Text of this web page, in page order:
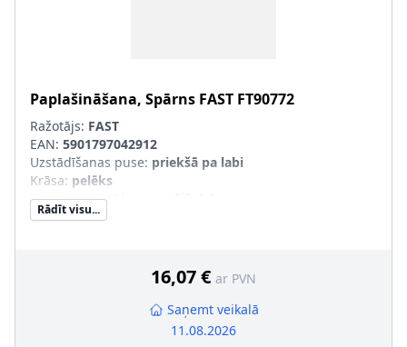
Paplašināšana, Spārns FAST FT90772
Ražotājs: FAST
EAN: 5901797042912
Uzstādīšanas puse: priekšā pa labi
Krāsa: pelēks
Komponenti:
pāra artikulu numuri
Rādīt visu...
16,07 € ar PVN
Saņemt veikalā
11.08.2026